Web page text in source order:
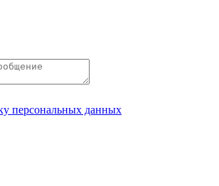
персональных данных